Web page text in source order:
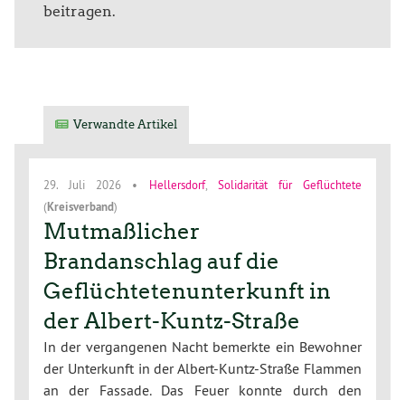
beitragen.
Verwandte Artikel
29. Juli 2026 • Hellersdorf, Solidarität für Geflüchtete
(Kreisverband)
Mutmaßlicher
Brandanschlag auf die
Geflüchtetenunterkunft in
der Albert-Kuntz-Straße
In der vergangenen Nacht bemerkte ein Bewohner
der Unterkunft in der Albert-Kuntz-Straße Flammen
an der Fassade. Das Feuer konnte durch den